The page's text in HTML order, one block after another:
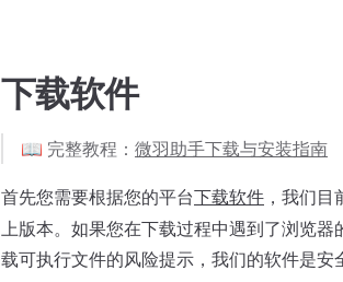
下载软件
📖 完整教程： 微羽助手下载与安装指南
首先您需要根据您的平台下载软件 ，我们目
上版本。如果您在下载过程中遇到了浏览
载可执行文件的风险提示，我们的软件是安